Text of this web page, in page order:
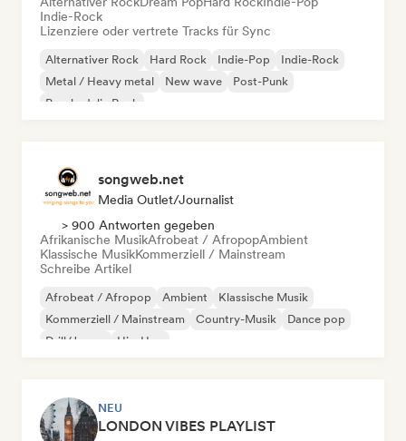
Indie-Rock
Lizenziere oder vertrete Tracks für Sync
Alternativer Rock Hard Rock Indie-Pop
Indie-Rock
Metal / Heavy metal
New wave
Post-Punk
Psychedelic Rock
songweb.net
Media Outlet/Journalist
> 900 Antworten gegeben
Afrikanische MusikAfrobeat / AfropopAmbient
Klassische MusikKommerziell / Mainstream
Schreibe Artikel
Afrobeat / Afropop Ambient
Klassische Musik
Kommerziell / Mainstream
Country-Musik
Dance pop
Drill/Jersey
Hip-Hop
NEU
LONDON VIBES PLAYLIST